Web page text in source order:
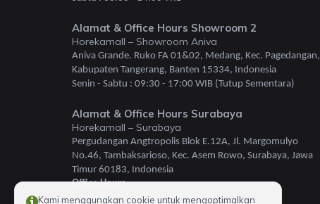
Alamat & Office Hours Showroom 2
Horekamall – Showroom Aniva
Aniva Grande. Ruko FA 01&02, Medang, Kec. Pagedangan,
Kabupaten Tangerang, Banten 15334, Indonesia
Senin - Sabtu : 09:30 - 17:00 WIB (Tutup Sementara)
Alamat & Office Hours Surabaya
Horekamall – Surabaya
Pergudangan Angtropolis Blok E.12A, Jl. Margomulyo
No.46, Tambaksarioso, Kec. Asem Rowo, Surabaya, Jawa
Timur 60183, Indonesia
Office Hours
Senin - Kamis : 08:00 - 16:00 WIB
Kami menggunakan cookie untuk mengoptimalkan